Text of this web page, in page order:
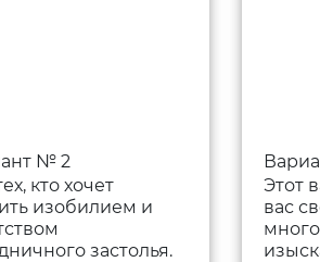
№ 2
кто хочет
изобилием и
застолья.
Этот
вас